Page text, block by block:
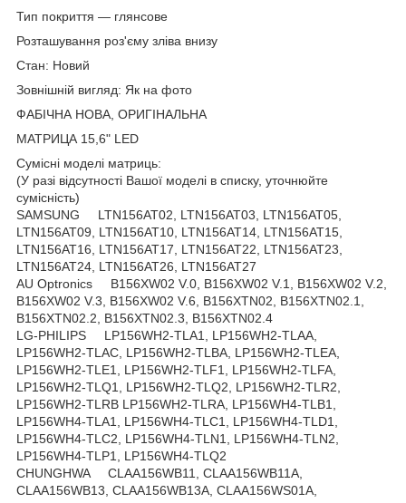
Тип покриття — глянсове
Розташування роз'єму зліва внизу
Стан: Новий
Зовнішній вигляд: Як на фото
ФАБІЧНА НОВА, ОРИГІНАЛЬНА
МАТРИЦА 15,6" LED
Сумісні моделі матриць:
(У разі відсутності Вашої моделі в списку, уточнюйте
сумісність)
SAMSUNG LTN156AT02, LTN156AT03, LTN156AT05,
LTN156AT09, LTN156AT10, LTN156AT14, LTN156AT15,
LTN156AT16, LTN156AT17, LTN156AT22, LTN156AT23,
LTN156AT24, LTN156AT26, LTN156AT27
AU Optronics B156XW02 V.0, B156XW02 V.1, B156XW02 V.2,
B156XW02 V.3, B156XW02 V.6, B156XTN02, B156XTN02.1,
B156XTN02.2, B156XTN02.3, B156XTN02.4
LG-PHILIPS LP156WH2-TLA1, LP156WH2-TLAA,
LP156WH2-TLAC, LP156WH2-TLBA, LP156WH2-TLEA,
LP156WH2-TLE1, LP156WH2-TLF1, LP156WH2-TLFA,
LP156WH2-TLQ1, LP156WH2-TLQ2, LP156WH2-TLR2,
LP156WH2-TLRB LP156WH2-TLRA, LP156WH4-TLB1,
LP156WH4-TLA1, LP156WH4-TLC1, LP156WH4-TLD1,
LP156WH4-TLC2, LP156WH4-TLN1, LP156WH4-TLN2,
LP156WH4-TLP1, LP156WH4-TLQ2
CHUNGHWA CLAA156WB11, CLAA156WB11A,
CLAA156WB13, CLAA156WB13A, CLAA156WS01A,